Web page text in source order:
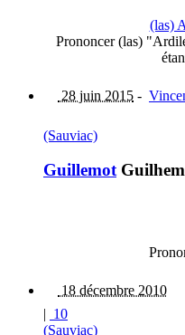
(las)
Prononcer (las)
28 juin 2015 -
(Sauviac)
Guillemot
18 décembre 2010
| 10
(Sauviac)